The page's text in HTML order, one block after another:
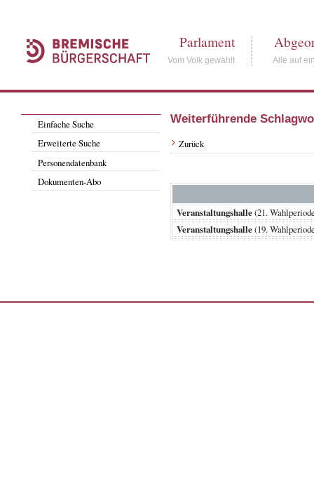
Parlament
Vom Volk gewählt Alle auf
Einfache Suche
Erweiterte Suche
Personendatenbank
Dokumenten-Abo
Weiterführende
Zurück
Veranstaltungshalle(21.
Veranstaltungshalle(19.